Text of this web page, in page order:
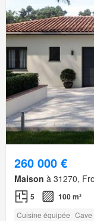
260 000 €
Maison à 31270,
5 100 m²
Cuisine équipée Cave